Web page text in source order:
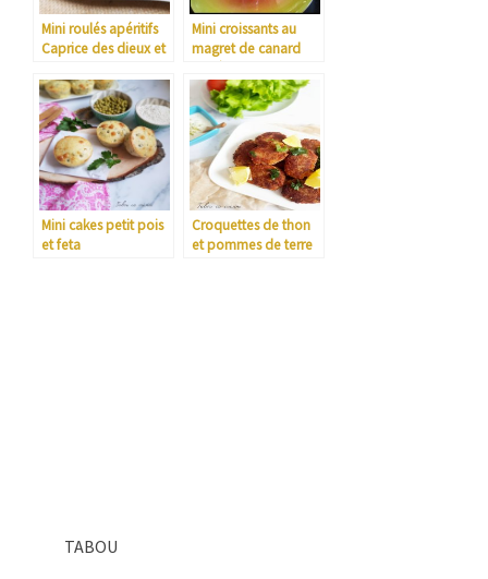
Mini roulés apéritifs
Caprice des dieux et
Mini croissants au
magret de canard
Mini cakes petit pois
et feta
Croquettes de thon
et pommes de terre
TABOU